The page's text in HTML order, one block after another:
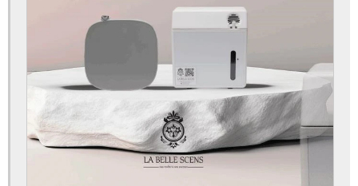
Comprar aromatizador de ambiente
Comprar máquina de aromatização
Comprar máquina de aromatizar ambientes
Consultoria de marketing olfativo em são paulo
Consultoria de marketing olfativo para empresa